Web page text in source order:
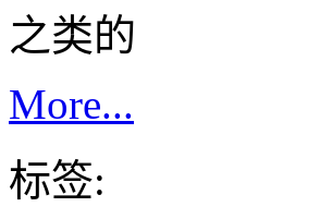
之类的
More...
标签: